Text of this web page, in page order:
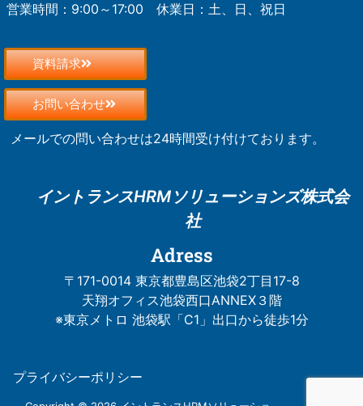
営業時間：9:00～17:00 休業日：土、日、祝日
資料請求
お問い合わせ
メールでの問い合わせは24時間受け付けております。
イントランスHRM ソリューションズ株式会
社
Adress
〒171-0014 東京都豊島区池袋2丁目17-8
天翔オフィス池袋西口ANNEX３階
※東京メトロ 池袋駅「C1」出口から徒歩1分
プライバシーポリシー